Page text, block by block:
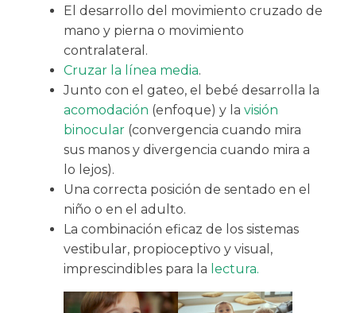
El desarrollo del movimiento cruzado de
mano y pierna o movimiento
contralateral.
Cruzar la línea media.
Junto con el gateo, el bebé desarrolla la
acomodación (enfoque) y la visión
binocular (convergencia cuando mira
sus manos y divergencia cuando mira a
lo lejos).
Una correcta posición de sentado en el
niño o en el adulto.
La combinación eficaz de los sistemas
vestibular, propioceptivo y visual,
imprescindibles para la lectura.